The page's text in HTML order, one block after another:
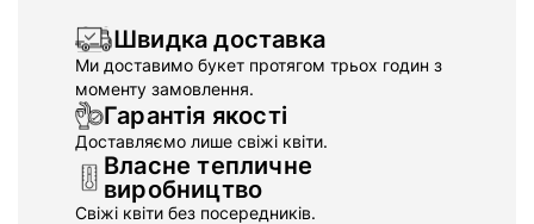
Швидка доставка
Ми доставимо букет протягом трьох годин з
моменту замовлення.
Гарантія якості
Доставляємо лише свіжі квіти.
Власне тепличне
виробництво
Свіжі квіти без посередників.